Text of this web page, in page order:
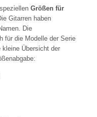
Größen für
Gitarren haben
Die
für die Modelle der Serie
kleine Übersicht der